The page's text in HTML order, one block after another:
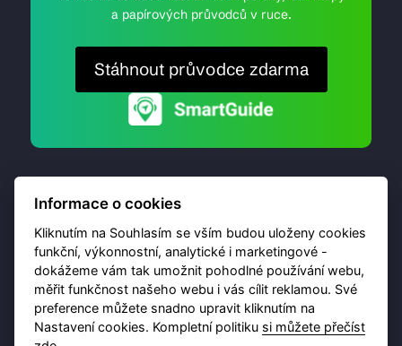
a papírových průvodců v ruce.
Stáhnout průvodce zdarma
© 2026 Destinační portál provozujeBrána Jihlavy,
příspěvková organizace. Všechna práva vyhrazena.
Informace o cookies
Kliknutím na Souhlasím se vším budou uloženy cookies
funkční, výkonnostní, analytické i marketingové -
dokážeme vám tak umožnit pohodlné používání webu,
měřit funkčnost našeho webu i vás cílit reklamou. Své
preference můžete snadno upravit kliknutím na
Nastavení cookies. Kompletní politiku si můžete přečíst